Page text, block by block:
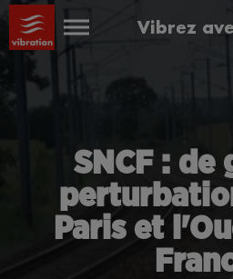
Vibrez
SNCF : de
Paris et